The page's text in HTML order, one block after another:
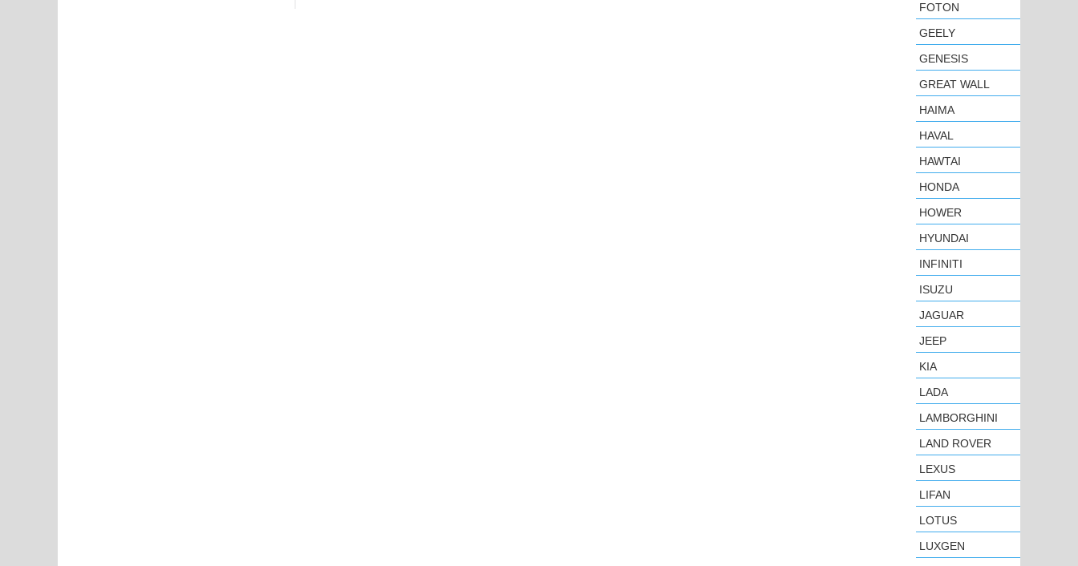
FOTON
GEELY
GENESIS
GREAT WALL
HAIMA
HAVAL
HAWTAI
HONDA
HOWER
HYUNDAI
INFINITI
ISUZU
JAGUAR
JEEP
KIA
LADA
LAMBORGHINI
LAND ROVER
LEXUS
LIFAN
LOTUS
LUXGEN